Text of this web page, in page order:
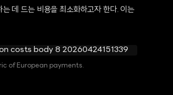
데 드는 비용을 최소화하고자 한다. 이는
of European payments.